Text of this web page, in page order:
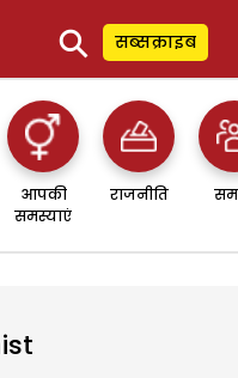
⚲ सब्सक्राइब
आपकी
समस्याएं
राजनीति